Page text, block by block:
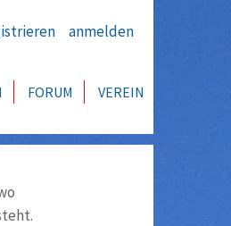
anmelden
FORUM VEREIN